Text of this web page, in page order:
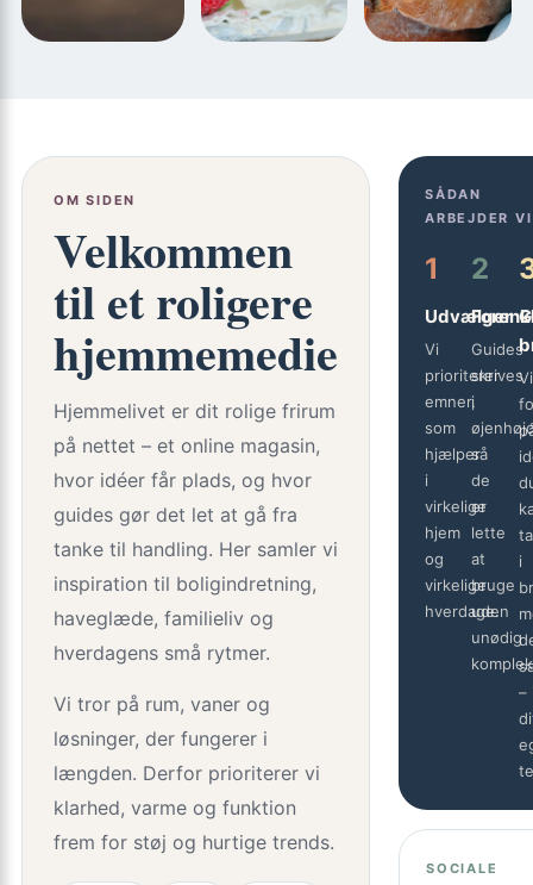
OM SIDEN
Velkommen
til et roligere
hjemmemedie
Hjemmelivet er dit rolige frirum
på nettet – et online magasin,
hvor idéer får plads, og hvor
guides gør det let at gå fra
tanke til handling. Her samler vi
inspiration til boligindretning,
haveglæde, familieliv og
hverdagens små rytmer.
Vi tror på rum, vaner og
løsninger, der fungerer i
længden. Derfor prioriterer vi
klarhed, varme og funktion
frem for støj og hurtige trends.
SÅDAN
ARBEJDER VI
1
Udvælger
Vi
prioriterer
emner,
som
hjælper
i
virkelige
hjem
og
virkelige
hverdage.
2
Guides
skrives
i
så
de
er
lette
at
bruge
uden
unødig
Vi
i
–
SOCIALE